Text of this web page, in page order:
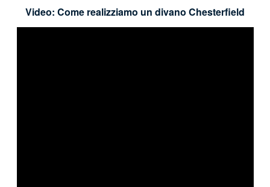
Video: Come realizziamo un divano Chesterfield